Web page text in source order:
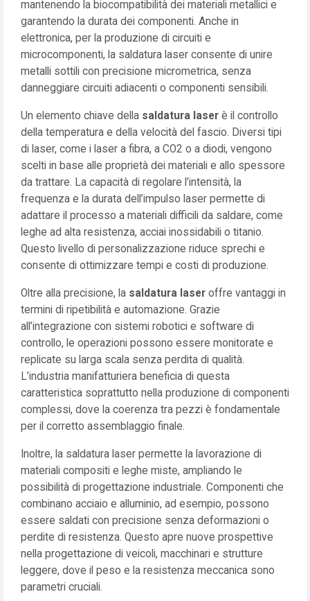
mantenendo la biocompatibilità dei materiali metallici e
garantendo la durata dei componenti. Anche in
elettronica, per la produzione di circuiti e
microcomponenti, la saldatura laser consente di unire
metalli sottili con precisione micrometrica, senza
danneggiare circuiti adiacenti o componenti sensibili.
Un elemento chiave della saldatura laser è il controllo
della temperatura e della velocità del fascio. Diversi tipi
di laser, come i laser a fibra, a CO2 o a diodi, vengono
scelti in base alle proprietà dei materiali e allo spessore
da trattare. La capacità di regolare l’intensità, la
frequenza e la durata dell’impulso laser permette di
adattare il processo a materiali difficili da saldare, come
leghe ad alta resistenza, acciai inossidabili o titanio.
Questo livello di personalizzazione riduce sprechi e
consente di ottimizzare tempi e costi di produzione.
Oltre alla precisione, la saldatura laser offre vantaggi in
termini di ripetibilità e automazione. Grazie
all’integrazione con sistemi robotici e software di
controllo, le operazioni possono essere monitorate e
replicate su larga scala senza perdita di qualità.
L’industria manifatturiera beneficia di questa
caratteristica soprattutto nella produzione di componenti
complessi, dove la coerenza tra pezzi è fondamentale
per il corretto assemblaggio finale.
Inoltre, la saldatura laser permette la lavorazione di
materiali compositi e leghe miste, ampliando le
possibilità di progettazione industriale. Componenti che
combinano acciaio e alluminio, ad esempio, possono
essere saldati con precisione senza deformazioni o
perdite di resistenza. Questo apre nuove prospettive
nella progettazione di veicoli, macchinari e strutture
leggere, dove il peso e la resistenza meccanica sono
parametri cruciali.